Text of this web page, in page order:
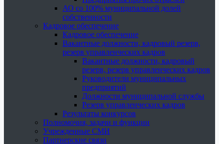
АО со 100% муниципальной долей
собственности
Кадровое обеспечение
Кадровое обеспечение
Вакантные должности, кадровый резерв,
резерв управленческих кадров
Вакантные должности, кадровый
резерв, резерв управленческих кадров
Руководители муниципальных
предприятий
Должности муниципальной службы
Резерв управленческих кадров
Результаты конкурсов
Полномочия, задачи и функции
Учрежденные СМИ
Партнерские связи